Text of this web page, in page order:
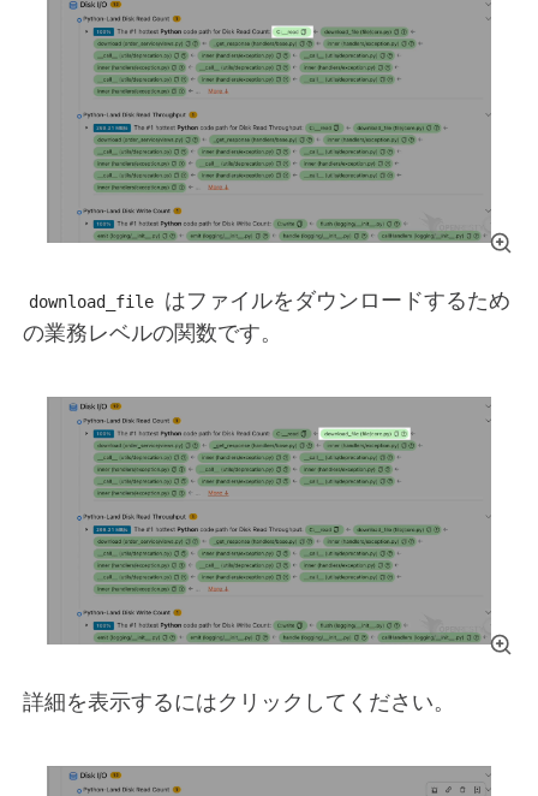
download_file
はファイルをダウンロードするため
の業務レベルの関数です。
詳細を表示するにはクリックしてください。